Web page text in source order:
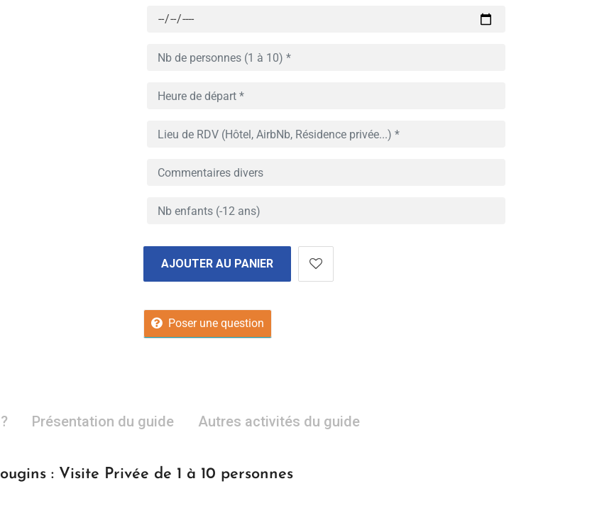
AJOUTER AU PANIER
Poser une question
Présentation du guide Autres activités du guide
: Visite Privée de 1 à 10 personnes